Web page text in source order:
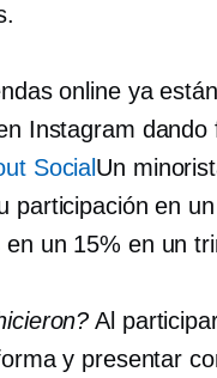
online ya
Instagram dando
Social Un
participación en
en un 15% en un
Al
y presentar